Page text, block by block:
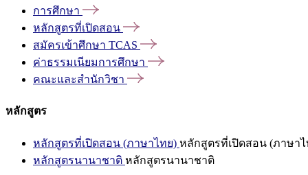
การศึกษา
หลักสูตรที่เปิดสอน
สมัครเข้าศึกษา TCAS
ค่าธรรมเนียมการศึกษา
คณะและสำนักวิชา
หลักสูตร
หลักสูตรที่เปิดสอน (ภาษาไทย) หลักสูตรที่เปิดสอน (ภาษาไ
หลักสูตรนานาชาติ หลักสูตรนานาชาติ